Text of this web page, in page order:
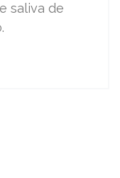
saliva de